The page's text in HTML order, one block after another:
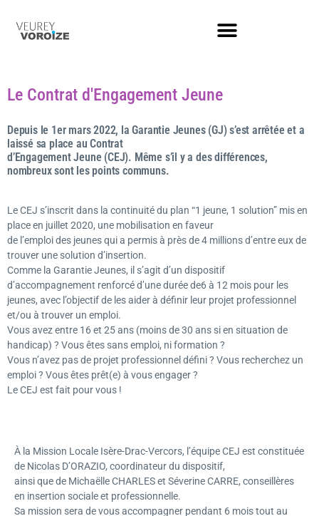
Le Contrat d'Engagement Jeune
Depuis le 1er mars 2022, la Garantie Jeunes (GJ) s’est arrêtée et a
laissé sa place au Contrat
d’Engagement Jeune (CEJ). Même s’il y a des différences,
nombreux sont les points communs.
Le CEJ s’inscrit dans la continuité du plan “1 jeune, 1 solution” mis en
place en juillet 2020, une mobilisation en faveur
de l’emploi des jeunes qui a permis à près de 4 millions d’entre eux de
trouver une solution d’insertion.
Comme la Garantie Jeunes, il s’agit d’un dispositif
d’accompagnement renforcé d’une durée de6 à 12 mois pour les
jeunes, avec l’objectif de les aider à définir leur projet professionnel
et/ou à trouver un emploi.
Vous avez entre 16 et 25 ans (moins de 30 ans si en situation de
handicap) ? Vous êtes sans emploi, ni formation ?
Vous n’avez pas de projet professionnel défini ? Vous recherchez un
emploi ? Vous êtes prêt(e) à vous engager ?
Le CEJ est fait pour vous !
À la Mission Locale Isère-Drac-Vercors, l’équipe CEJ est constituée
de Nicolas D’ORAZIO, coordinateur du dispositif,
ainsi que de Michaëlle CHARLES et Séverine CARRE, conseillères
en insertion sociale et professionnelle.
Sa mission sera de vous accompagner pendant 6 mois tout au